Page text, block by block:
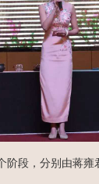
段，分别由蒋雍